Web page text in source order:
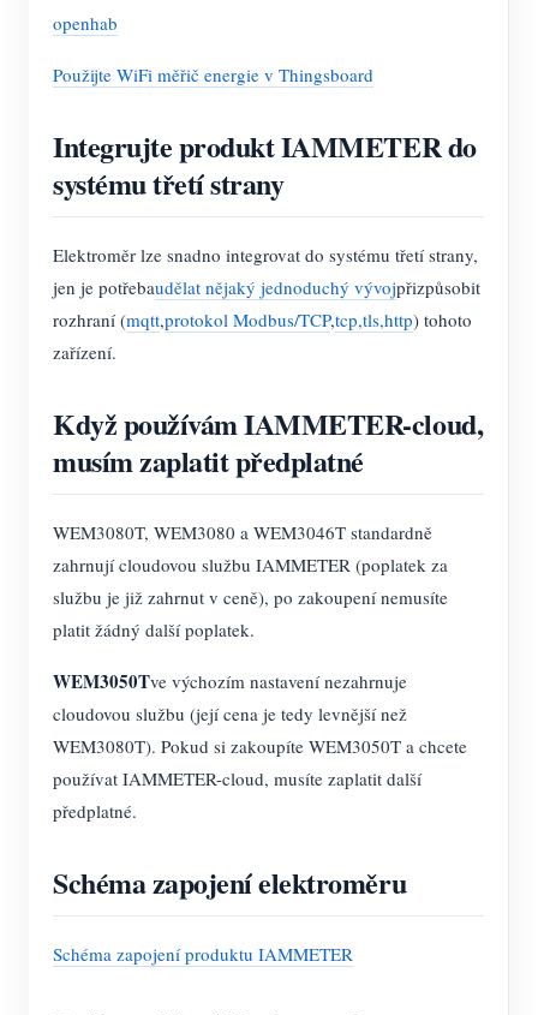
openhab
Použijte WiFi měřič energie v Thingsboard
Integrujte produkt IAMMETER do
systému třetí strany
Elektroměr lze snadno integrovat do systému třetí strany,
jen je potřebaudělat nějaký jednoduchý vývojpřizpůsobit
rozhraní (mqtt,protokol Modbus/TCP,tcp,tls,http) tohoto
zařízení.
Když používám IAMMETER-cloud,
musím zaplatit předplatné
WEM3080T, WEM3080 a WEM3046T standardně
zahrnují cloudovou službu IAMMETER (poplatek za
službu je již zahrnut v ceně), po zakoupení nemusíte
platit žádný další poplatek.
WEM3050Tve výchozím nastavení nezahrnuje
cloudovou službu (její cena je tedy levnější než
WEM3080T). Pokud si zakoupíte WEM3050T a chcete
používat IAMMETER-cloud, musíte zaplatit další
předplatné.
Schéma zapojení elektroměru
Schéma zapojení produktu IAMMETER